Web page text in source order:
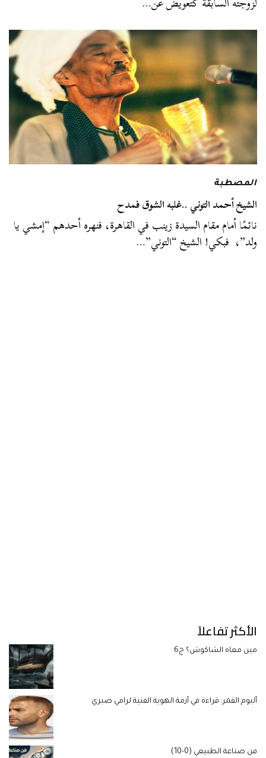
المصطبة
الشيخ أحمد التوني ..غلبه الشوق فمدح
نائمًا أمام مقام السيدة زينب في القاهرة، فنهره أحدهم “إمشي يا
ولد”، فبكي! الشيخ “التوني”…
الأكثر تفاعلاً
مين معاه الشاكوش؟ ج6
ألبوم القمر: قراءة في أزمة الهوية الفنية لرامي صبري
فن صناعة الطبيعي (0-10)